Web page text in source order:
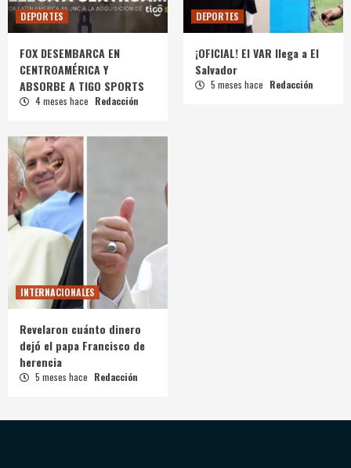
DEPORTES
FOX DESEMBARCA EN
CENTROAMÉRICA Y
ABSORBE A TIGO SPORTS
4 meses hace Redacción
DEPORTES
¡OFICIAL! El VAR llega a El
Salvador
5 meses hace Redacción
INTERNACIONALES
Revelaron cuánto dinero
dejó el papa Francisco de
herencia
5 meses hace Redacción